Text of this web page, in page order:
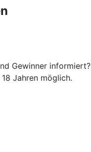
Gewinner informiert?
Jahren möglich.